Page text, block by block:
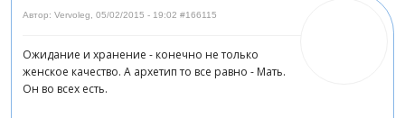
Автор: Vervoleg 05/02/2015 - 19:02 #166115
Ожидание и хранение - конечно не только
женское качество. А архетип то все равно - Мать.
Он во всех есть.